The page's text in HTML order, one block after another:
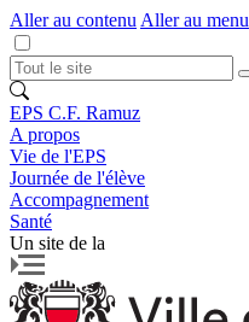
Aller au contenu Aller au menu
EPS C.F. Ramuz
A propos
Vie de l'EPS
Journée de l'élève
Accompagnement
Santé
Un site de la